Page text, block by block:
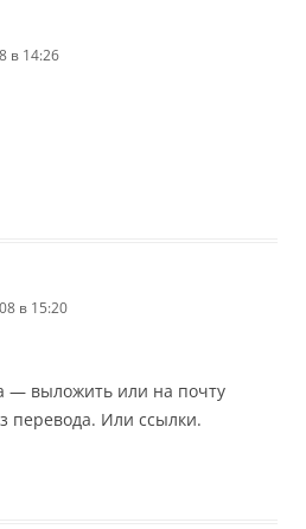
в 14:26
в 15:20
— выложить или на почту
перевода. Или ссылки.